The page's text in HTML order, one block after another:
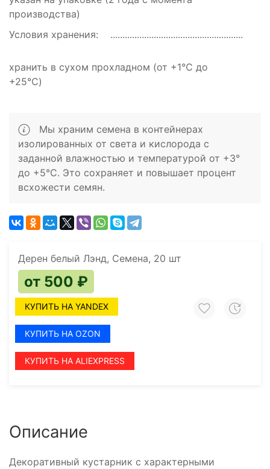
производства)
Условия хранения:
хранить в сухом прохладном (от +1℃ до
+25℃)
Мы храним семена в контейнерах
изолированных от света и кислорода с
заданной влажностью и температурой от +3°
до +5°C. Это сохраняет и повышает процент
всхожести семян.
Дерен белый Лэнд, Семена, 20 шт
от 500 ₽
КУПИТЬ НА YANDEX
КУПИТЬ НА OZON
КУПИТЬ НА ALIEXPRESS
Описание
Декоративный кустарник с характерными